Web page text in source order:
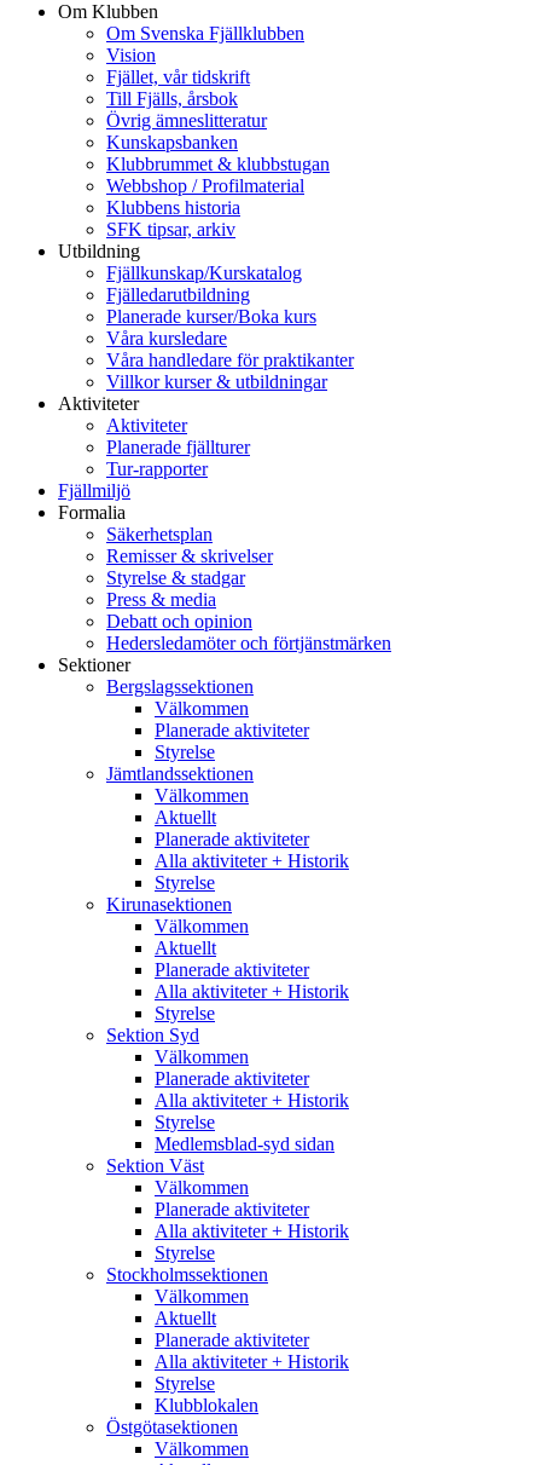
Om Klubben
Om Svenska Fjällklubben
Vision
Fjället, vår tidskrift
Till Fjälls, årsbok
Övrig ämneslitteratur
Kunskapsbanken
Klubbrummet & klubbstugan
Webbshop / Profilmaterial
Klubbens historia
SFK tipsar, arkiv
Utbildning
Fjällkunskap/Kurskatalog
Fjälledarutbildning
Planerade kurser/Boka kurs
Våra kursledare
Våra handledare för praktikanter
Villkor kurser & utbildningar
Aktiviteter
Aktiviteter
Planerade fjällturer
Tur-rapporter
Fjällmiljö
Formalia
Säkerhetsplan
Remisser & skrivelser
Styrelse & stadgar
Press & media
Debatt och opinion
Hedersledamöter och förtjänstmärken
Sektioner
Bergslagssektionen
Välkommen
Planerade aktiviteter
Styrelse
Jämtlandssektionen
Välkommen
Aktuellt
Planerade aktiviteter
Alla aktiviteter + Historik
Styrelse
Kirunasektionen
Välkommen
Aktuellt
Planerade aktiviteter
Alla aktiviteter + Historik
Styrelse
Sektion Syd
Välkommen
Planerade aktiviteter
Alla aktiviteter + Historik
Styrelse
Medlemsblad-syd sidan
Sektion Väst
Välkommen
Planerade aktiviteter
Alla aktiviteter + Historik
Styrelse
Stockholmssektionen
Välkommen
Aktuellt
Planerade aktiviteter
Alla aktiviteter + Historik
Styrelse
Klubblokalen
Östgötasektionen
Välkommen